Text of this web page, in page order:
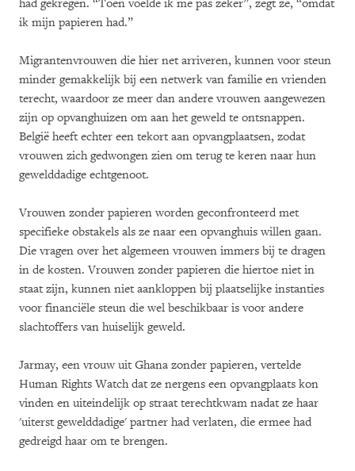
had gekregen. “Toen voelde ik me pas zeker”, zegt ze, “omdat
ik mijn papieren had.”
Migrantenvrouwen die hier net arriveren, kunnen voor steun
minder gemakkelijk bij een netwerk van familie en vrienden
terecht, waardoor ze meer dan andere vrouwen aangewezen
zijn op opvanghuizen om aan het geweld te ontsnappen.
België heeft echter een tekort aan opvangplaatsen, zodat
vrouwen zich gedwongen zien om terug te keren naar hun
gewelddadige echtgenoot.
Vrouwen zonder papieren worden geconfronteerd met
specifieke obstakels als ze naar een opvanghuis willen gaan.
Die vragen over het algemeen vrouwen immers bij te dragen
in de kosten. Vrouwen zonder papieren die hiertoe niet in
staat zijn, kunnen niet aankloppen bij plaatselijke instanties
voor financiële steun die wel beschikbaar is voor andere
slachtoffers van huiselijk geweld.
Jarmay, een vrouw uit Ghana zonder papieren, vertelde
Human Rights Watch dat ze nergens een opvangplaats kon
vinden en uiteindelijk op straat terechtkwam nadat ze haar
'uiterst gewelddadige' partner had verlaten, die ermee had
gedreigd haar om te brengen.